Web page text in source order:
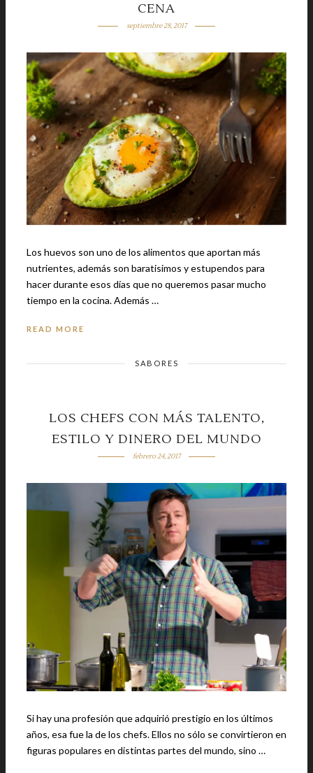
CENA
septiembre 28, 2017
Los huevos son uno de los alimentos que aportan más
nutrientes, además son baratisimos y estupendos para
hacer durante esos días que no queremos pasar mucho
tiempo en la cocina. Además …
READ MORE
SABORES
LOS CHEFS CON MÁS TALENTO,
ESTILO Y DINERO DEL MUNDO
febrero 24, 2017
Si hay una profesión que adquirió prestigio en los últimos
años, esa fue la de los chefs. Ellos no sólo se convirtieron en
figuras populares en distintas partes del mundo, sino …